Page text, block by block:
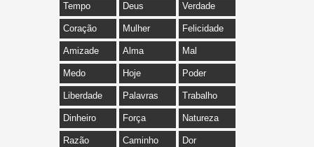
Tempo Deus Verdade
Coração Mulher Felicidade
Amizade Alma Mal
Medo Hoje Poder
Liberdade Palavras Trabalho
Dinheiro Força Natureza
Razão Caminho Dor